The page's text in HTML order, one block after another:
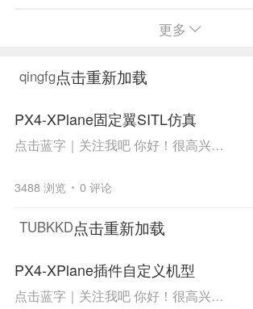
飞币怎么赚？请勿灌水，一旦发现会被封掉
更多
qingfg点击重新加载
PX4-XPlane固定翼SITL仿真
点击蓝字｜关注我吧 你好！很高兴能够关注工业小说家，并且在这里观看视频，我们平台提供的视频教程种类较多，从2023年07月08日起，开始日更到现在的每周1、3、5、6、7更新，旨在将更加完整的、系统性的、成体系的视频带给大家。 来自斯坦尼斯拉斯·迪昂的...
3488 浏览 0 评论
TUBKKD点击重新加载
PX4-XPlane插件自定义机型
点击蓝字｜关注我吧 你好！很高兴能够关注工业小说家，并且在这里观看视频，我们平台提供的视频教程种类较多，从2023年07月08日起，开始日更到现在的每周1、3、5、6、7更新，旨在将更加完整的、系统性的、成体系的视频带给大家。 来自斯坦尼斯拉斯·迪昂的...